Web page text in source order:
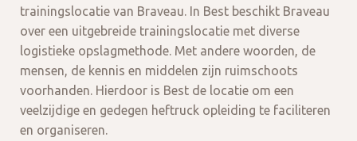
trainingslocatie van Braveau. In Best beschikt Braveau
over een uitgebreide trainingslocatie met diverse
logistieke opslagmethode. Met andere woorden, de
mensen, de kennis en middelen zijn ruimschoots
voorhanden. Hierdoor is Best de locatie om een
veelzijdige en gedegen heftruck opleiding te faciliteren
en organiseren.